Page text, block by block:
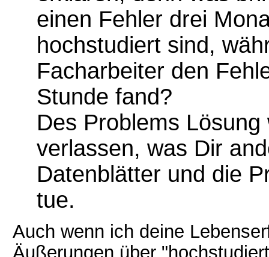
einen Fehler drei
hochstudiert sind,
Facharbeiter den
Stunde fand?
Des Problems
verlassen, was Dir
Datenblätter und die
tue.
Auch wenn ich deine
Äußerungen über